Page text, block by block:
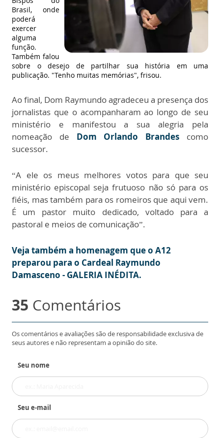
Brasil, onde
poderá
exercer
alguma
função.
Também falou
sobre o desejo de partilhar sua história em uma
publicação. "Tenho muitas memórias", frisou.
Ao final, Dom Raymundo agradeceu a presença dos
jornalistas que o acompanharam ao longo de seu
ministério e manifestou a sua alegria pela
nomeação de Dom Orlando Brandes
como
sucessor.
“A ele os meus melhores votos para que seu
ministério episcopal seja frutuoso não só para os
fiéis, mas também para os romeiros que aqui vem.
É um pastor muito dedicado, voltado para a
pastoral e meios de comunicação”.
Veja também a homenagem que o A12
preparou para o Cardeal Raymundo
Damasceno - GALERIA INÉDITA.
35 Comentários
Os comentários e avaliações são de responsabilidade exclusiva de
seus autores e não representam a opinião do site.
Seu nome
Seu e-mail